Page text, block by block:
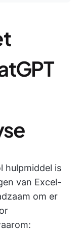
hulpmiddel is
van Excel-
om er